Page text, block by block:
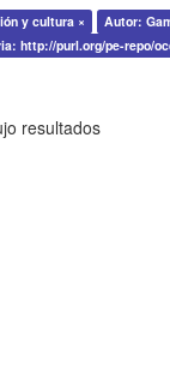
y cultura × Autor:
http://purl.org/pe-repo/
resultados